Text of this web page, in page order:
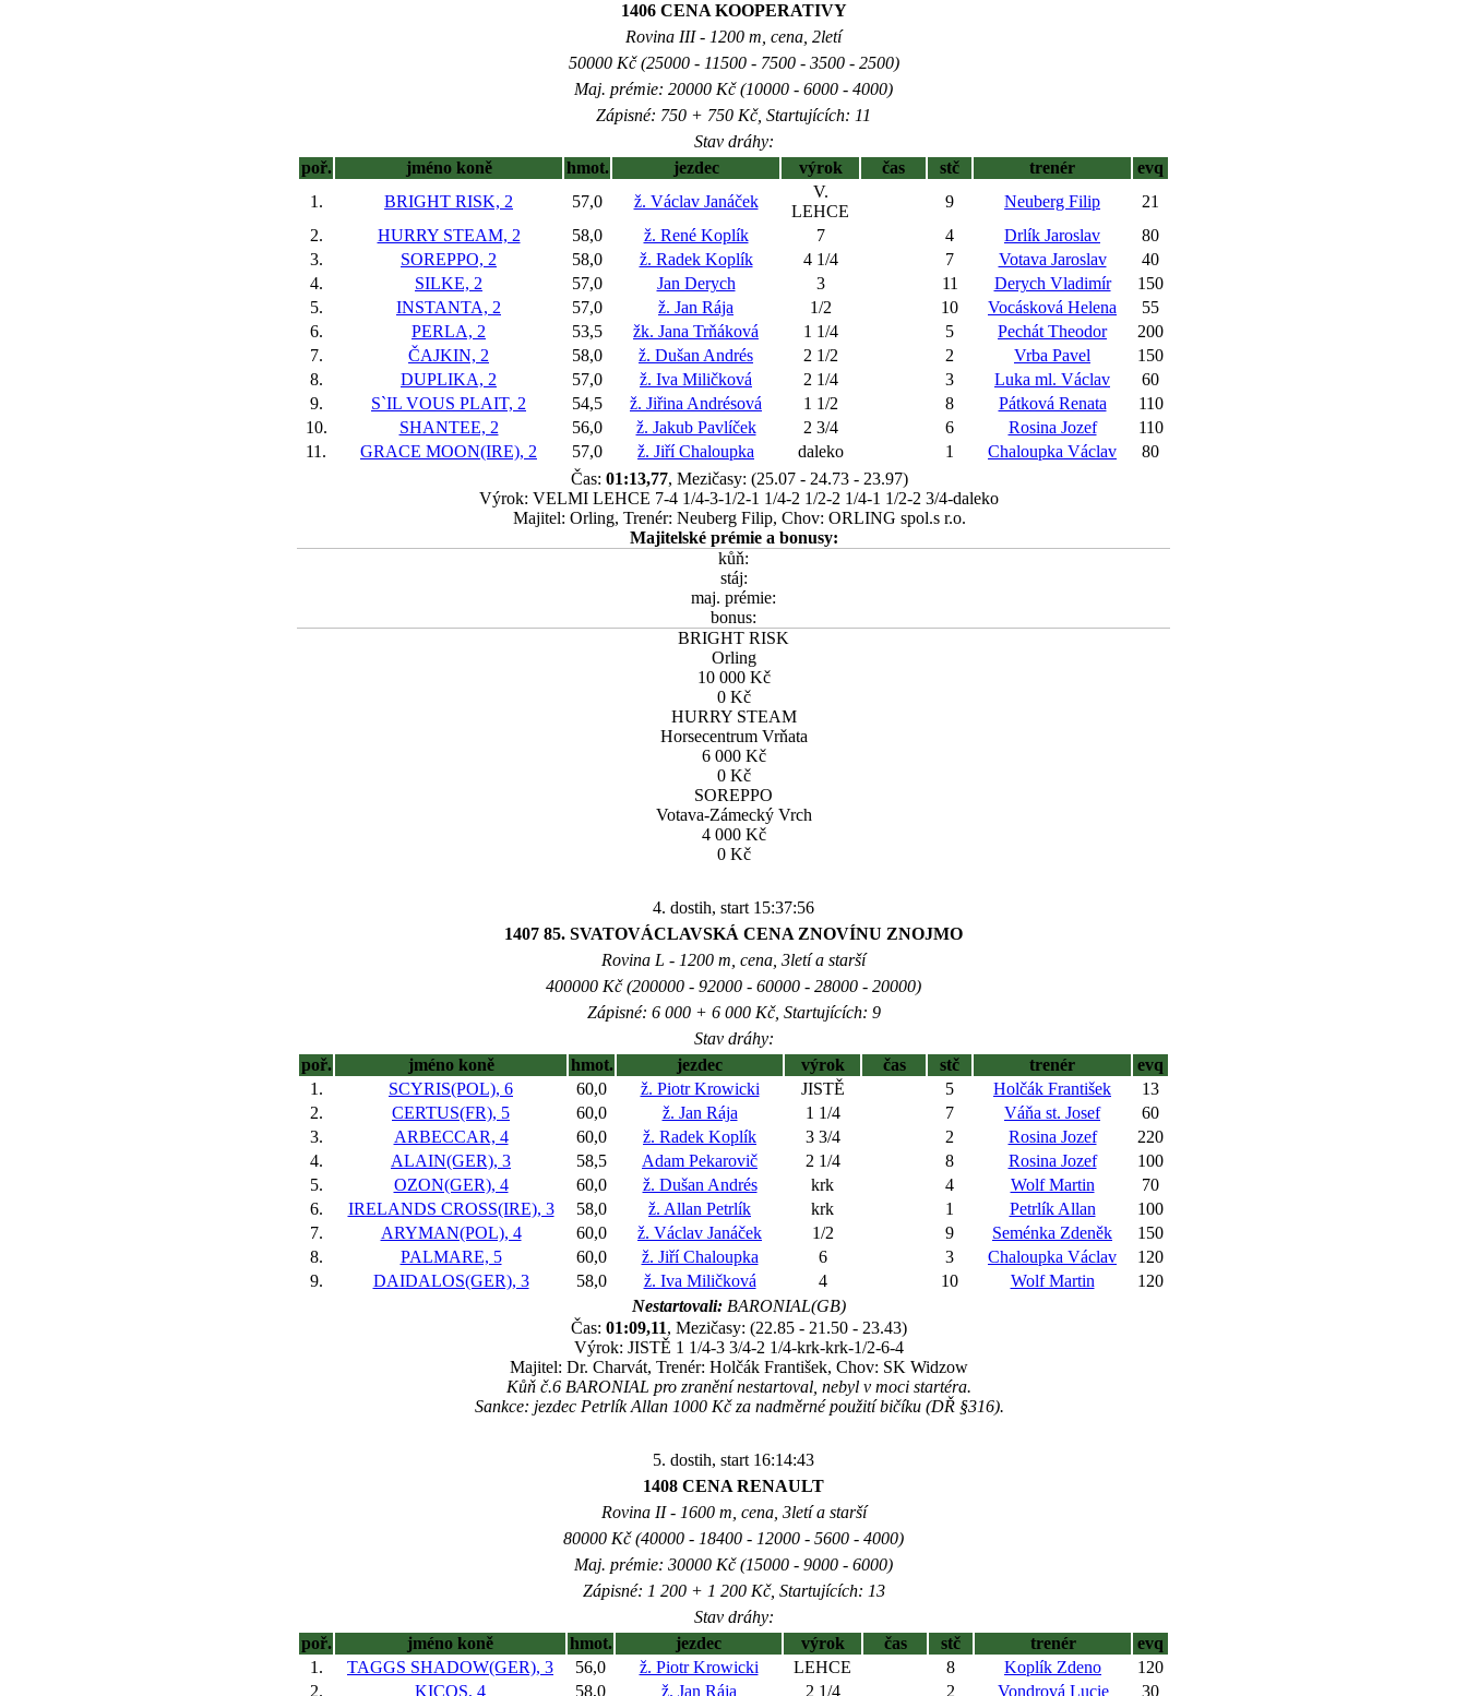
1406 CENA KOOPERATIVY
Rovina III - 1200 m, cena, 2letí
50000 Kč (25000 - 11500 - 7500 - 3500 - 2500)
Maj. prémie: 20000 Kč (10000 - 6000 - 4000)
Zápisné: 750 + 750 Kč, Startujících: 11
Stav dráhy:
poř.
jméno koně hmot. jezdec výrok čas stč trenér
evq
1.
BRIGHT RISK, 2 57,0 ž. Václav Janáček
V.
LEHCE
9 Neuberg Filip
21
2.
HURRY STEAM, 2 58,0 ž. René Koplík 7 4 Drlík Jaroslav
80
3.
SOREPPO, 2 58,0 ž. Radek Koplík 4 1/4 7 Votava Jaroslav
40
4.
SILKE, 2 57,0 Jan Derych 3 11 Derych Vladimír
150
5.
INSTANTA, 2 57,0 ž. Jan Rája 1/2 10 Vocásková Helena
55
6.
PERLA, 2 53,5 žk. Jana Trňáková 1 1/4 5 Pechát Theodor
200
7.
ČAJKIN, 2 58,0 ž. Dušan Andrés 2 1/2 2 Vrba Pavel
150
8.
DUPLIKA, 2 57,0 ž. Iva Miličková 2 1/4 3 Luka ml. Václav
60
9.
S`IL VOUS PLAIT, 2 54,5 ž. Jiřina Andrésová 1 1/2 8 Pátková Renata
110
10.
SHANTEE, 2 56,0 ž. Jakub Pavlíček 2 3/4 6 Rosina Jozef
110
11.
GRACE MOON(IRE), 2 57,0 ž. Jiří Chaloupka daleko 1 Chaloupka Václav
80
Čas: 01:13,77, Mezičasy: (25.07 - 24.73 - 23.97)
Výrok: VELMI LEHCE 7-4 1/4-3-1/2-1 1/4-2 1/2-2 1/4-1 1/2-2 3/4-daleko
Majitel: Orling, Trenér: Neuberg Filip, Chov: ORLING spol.s r.o.
Majitelské prémie a bonusy:
kůň:
stáj:
maj. prémie:
bonus:
BRIGHT RISK
Orling
10 000 Kč
0 Kč
HURRY STEAM
Horsecentrum Vrňata
6 000 Kč
0 Kč
SOREPPO
Votava-Zámecký Vrch
4 000 Kč
0 Kč
4. dostih, start 15:37:56
1407 85. SVATOVÁCLAVSKÁ CENA ZNOVÍNU ZNOJMO
Rovina L - 1200 m, cena, 3letí a starší
400000 Kč (200000 - 92000 - 60000 - 28000 - 20000)
Zápisné: 6 000 + 6 000 Kč, Startujících: 9
Stav dráhy:
poř.
jméno koně hmot. jezdec výrok čas stč trenér
evq
1.
SCYRIS(POL), 6 60,0 ž. Piotr Krowicki JISTĚ 5 Holčák František
13
2.
CERTUS(FR), 5 60,0 ž. Jan Rája 1 1/4 7 Váňa st. Josef
60
3.
ARBECCAR, 4 60,0 ž. Radek Koplík 3 3/4 2 Rosina Jozef
220
4.
ALAIN(GER), 3 58,5 Adam Pekarovič 2 1/4 8 Rosina Jozef
100
5.
OZON(GER), 4 60,0 ž. Dušan Andrés krk 4 Wolf Martin
70
6.
IRELANDS CROSS(IRE), 3 58,0 ž. Allan Petrlík krk 1 Petrlík Allan
100
7.
ARYMAN(POL), 4 60,0 ž. Václav Janáček 1/2 9 Seménka Zdeněk
150
8.
PALMARE, 5 60,0 ž. Jiří Chaloupka 6 3 Chaloupka Václav
120
9.
DAIDALOS(GER), 3 58,0 ž. Iva Miličková 4 10 Wolf Martin
120
Nestartovali: BARONIAL(GB)
Čas: 01:09,11, Mezičasy: (22.85 - 21.50 - 23.43)
Výrok: JISTĚ 1 1/4-3 3/4-2 1/4-krk-krk-1/2-6-4
Majitel: Dr. Charvát, Trenér: Holčák František, Chov: SK Widzow
Kůň č.6 BARONIAL pro zranění nestartoval, nebyl v moci startéra.
Sankce: jezdec Petrlík Allan 1000 Kč za nadměrné použití bičíku (DŘ §316).
5. dostih, start 16:14:43
1408 CENA RENAULT
Rovina II - 1600 m, cena, 3letí a starší
80000 Kč (40000 - 18400 - 12000 - 5600 - 4000)
Maj. prémie: 30000 Kč (15000 - 9000 - 6000)
Zápisné: 1 200 + 1 200 Kč, Startujících: 13
Stav dráhy:
poř.
jméno koně hmot. jezdec výrok čas stč trenér
evq
1.
TAGGS SHADOW(GER), 3 56,0 ž. Piotr Krowicki LEHCE 8 Koplík Zdeno
120
2.
KICOS, 4 58,0 ž. Jan Rája 2 1/4 2 Vondrová Lucie 30